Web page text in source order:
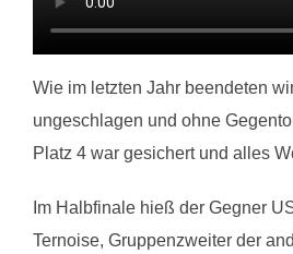
Wie im letzten Jahr beendeten
ungeschlagen und ohne
Platz 4 war gesichert und alles
Im Halbfinale hieß der Gegner
Ternoise, Gruppenzweiter der